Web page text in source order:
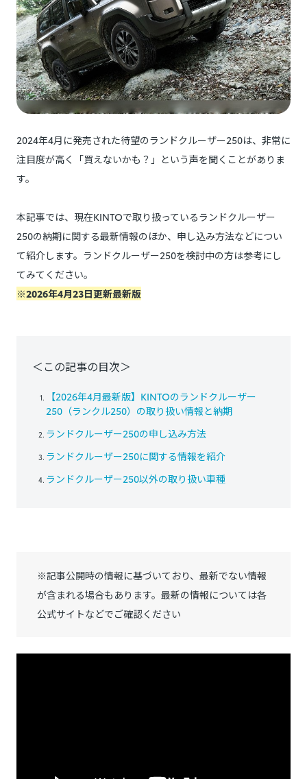
2024年4月に発売された待望のランドクルーザー250は、非常に
注目度が高く「買えないかも？」という声を聞くことがありま
す。
本記事では、現在KINTOで取り扱っているランドクルーザー
250の納期に関する最新情報のほか、申し込み方法などについ
て紹介します。ランドクルーザー250を検討中の方は参考にし
てみてください。
※2026年4月23日更新最新版
＜この記事の目次＞
【2026年4月最新版】KINTOのランドクルーザー
250（ランクル250）の取り扱い情報と納期
ランドクルーザー250の申し込み方法
ランドクルーザー250に関する情報を紹介
ランドクルーザー250以外の取り扱い車種
※記事公開時の情報に基づいており、最新でない情報
が含まれる場合もあります。最新の情報については各
公式サイトなどでご確認ください